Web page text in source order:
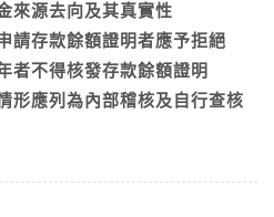
來源去向及其真實性
請存款餘額證明者應予拒絕
者不得核發存款餘額證明
形應列為內部稽核及自行查核